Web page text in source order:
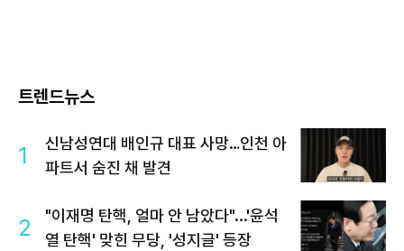
트렌드뉴스
1
신남성연대 배인규 대표 사망…인천 아
파트서 숨진 채 발견
2
"이재명 탄핵, 얼마 안 남았다"...'윤석
열 탄핵' 맞힌 무당, '성지글' 등장